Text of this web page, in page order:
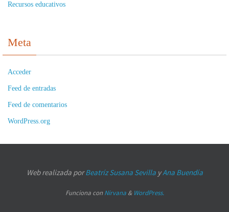
Recursos educativos
Meta
Acceder
Feed de entradas
Feed de comentarios
WordPress.org
Web realizada porBeatríz Susana Sevilla yAna Buendía
Funciona con Nirvana& WordPress.